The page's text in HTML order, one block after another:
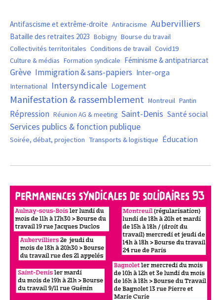
Antifascisme et extrême-droite Antiracisme Aubervilliers
Bataille des retraites 2023 Bobigny Bourse du travail
Collectivités territoritales Conditions de travail Covid19
Culture & médias Formation syndicale Féminisme & antipatriarcat
Grève Immigration & sans-papiers Inter-orga
International Intersyndicale Logement
Manifestation & rassemblement Montreuil Pantin
Répression Réunion AG & meeting Saint-Denis Santé social
Services publics & fonction publique
Soirée, débat, projection Transports & logistique Éducation